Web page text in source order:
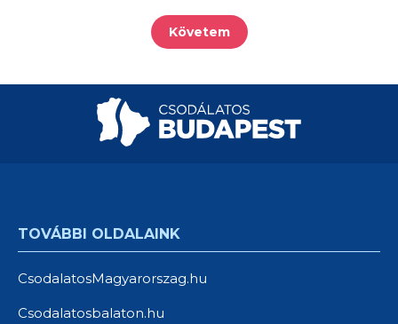
Követem
TOVÁBBI OLDALAINK
CsodalatosMagyarorszag.hu
Csodalatosbalaton.hu